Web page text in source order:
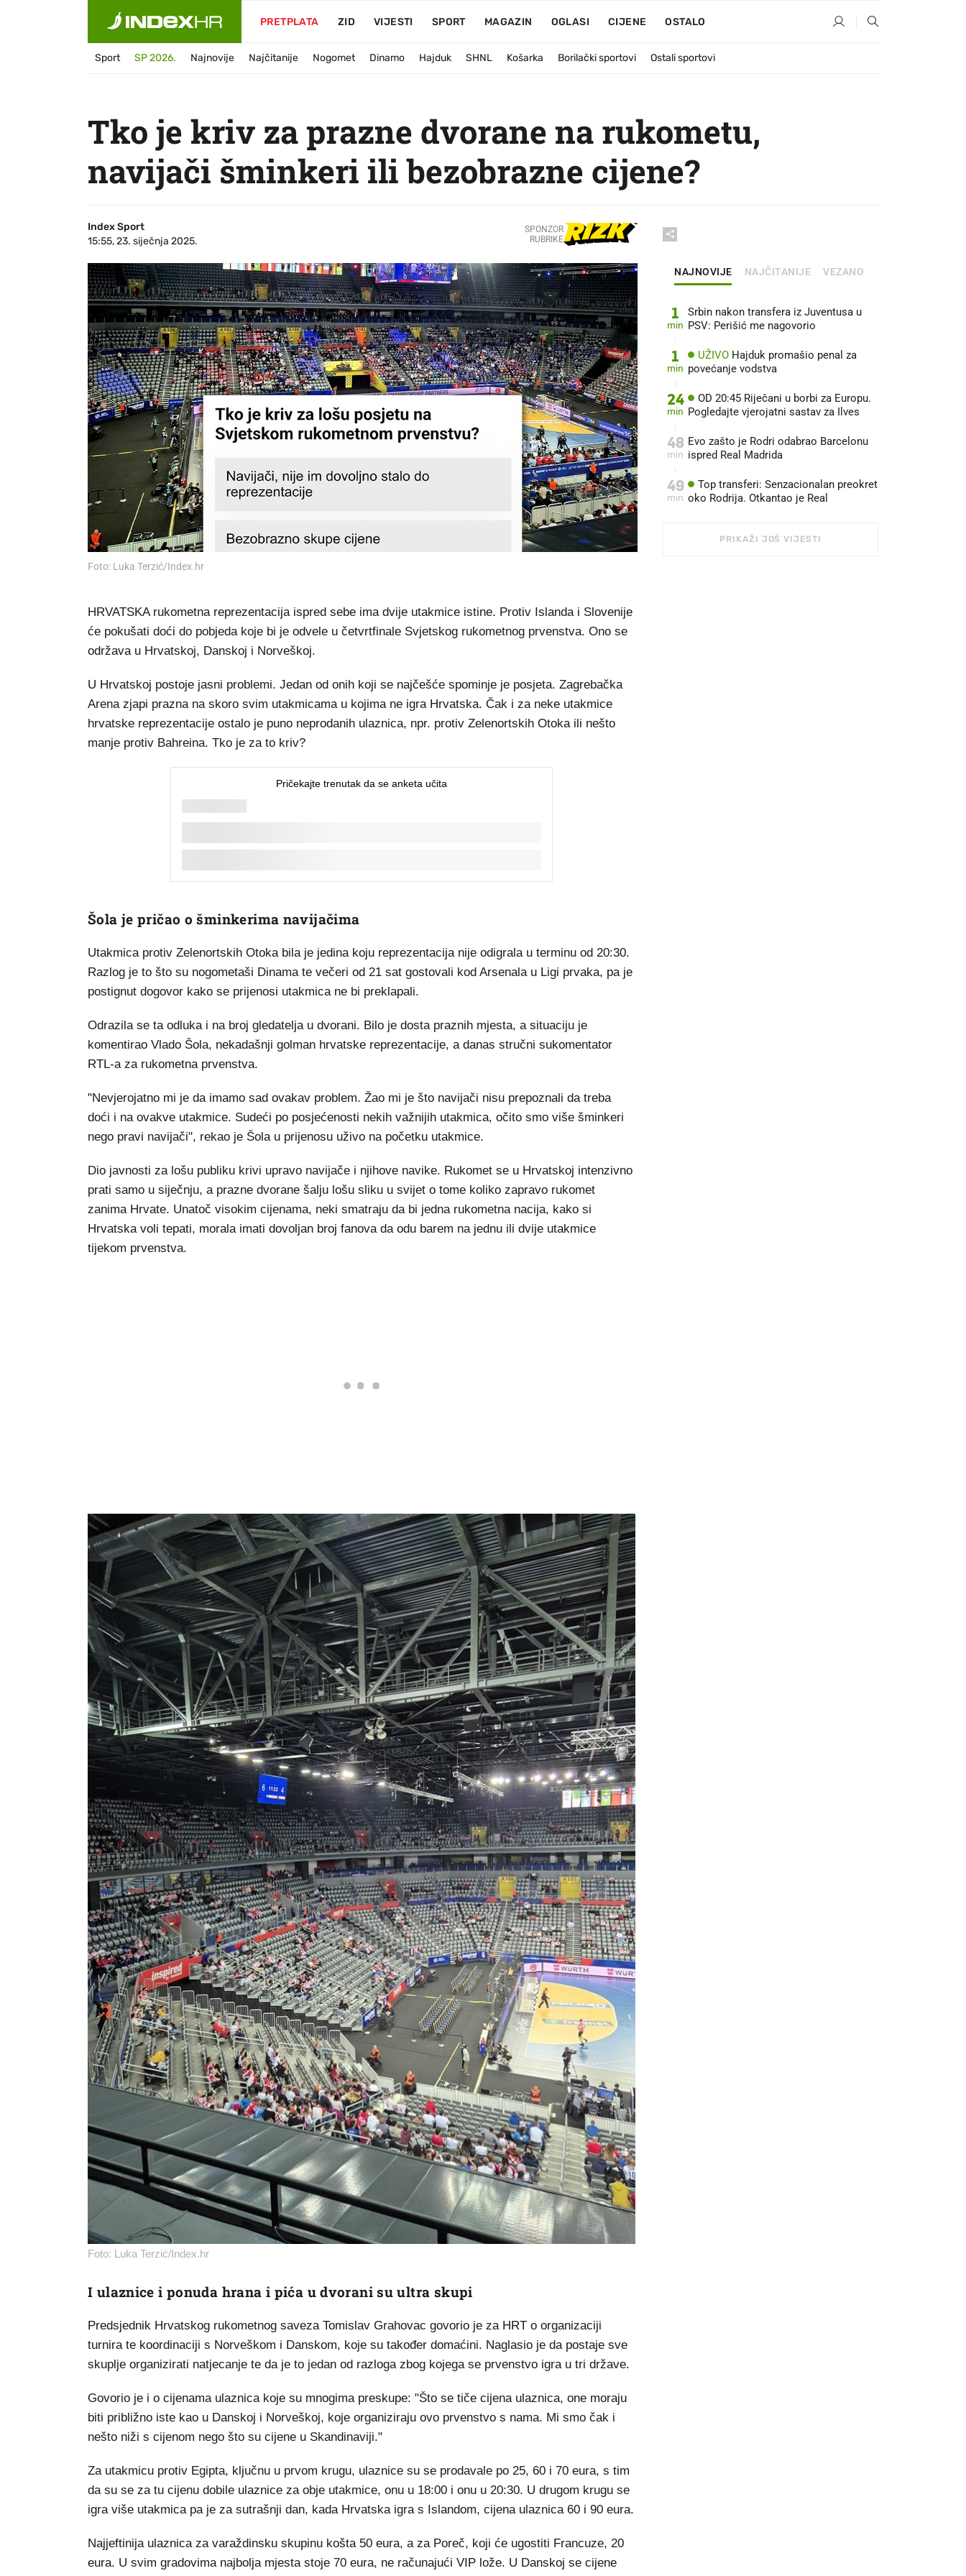
PRETPLATA ZID VIJESTI SPORT MAGAZIN OGLASI CIJENE OSTALO
Sport SP 2026. Najnovije Najčitanije Nogomet Dinamo Hajduk SHNL Košarka Borilački sportovi Ostali sportovi
Tko je kriv za prazne dvorane na rukometu,
navijači šminkeri ili bezobrazne cijene?
Index Sport
15:55, 23. siječnja 2025.
SPONZOR
RUBRIKE
Foto: Luka Terzić/Index.hr
HRVATSKA rukometna reprezentacija ispred sebe ima dvije utakmice istine. Protiv Islanda i Slovenije
će pokušati doći do pobjeda koje bi je odvele u četvrtfinale Svjetskog rukometnog prvenstva. Ono se
održava u Hrvatskoj, Danskoj i Norveškoj.
U Hrvatskoj postoje jasni problemi. Jedan od onih koji se najčešće spominje je posjeta. Zagrebačka
Arena zjapi prazna na skoro svim utakmicama u kojima ne igra Hrvatska. Čak i za neke utakmice
hrvatske reprezentacije ostalo je puno neprodanih ulaznica, npr. protiv Zelenortskih Otoka ili nešto
manje protiv Bahreina. Tko je za to kriv?
Šola je pričao o šminkerima navijačima
Utakmica protiv Zelenortskih Otoka bila je jedina koju reprezentacija nije odigrala u terminu od 20:30.
Razlog je to što su nogometaši Dinama te večeri od 21 sat gostovali kod Arsenala u Ligi prvaka, pa je
postignut dogovor kako se prijenosi utakmica ne bi preklapali.
Odrazila se ta odluka i na broj gledatelja u dvorani. Bilo je dosta praznih mjesta, a situaciju je
komentirao Vlado Šola, nekadašnji golman hrvatske reprezentacije, a danas stručni sukomentator
RTL-a za rukometna prvenstva.
"Nevjerojatno mi je da imamo sad ovakav problem. Žao mi je što navijači nisu prepoznali da treba
doći i na ovakve utakmice. Sudeći po posjećenosti nekih važnijih utakmica, očito smo više šminkeri
nego pravi navijači", rekao je Šola u prijenosu uživo na početku utakmice.
Dio javnosti za lošu publiku krivi upravo navijače i njihove navike. Rukomet se u Hrvatskoj intenzivno
prati samo u siječnju, a prazne dvorane šalju lošu sliku u svijet o tome koliko zapravo rukomet
zanima Hrvate. Unatoč visokim cijenama, neki smatraju da bi jedna rukometna nacija, kako si
Hrvatska voli tepati, morala imati dovoljan broj fanova da odu barem na jednu ili dvije utakmice
tijekom prvenstva.
Foto: Luka Terzić/Index.hr
I ulaznice i ponuda hrana i pića u dvorani su ultra skupi
Predsjednik Hrvatskog rukometnog saveza Tomislav Grahovac govorio je za HRT o organizaciji
turnira te koordinaciji s Norveškom i Danskom, koje su također domaćini. Naglasio je da postaje sve
skuplje organizirati natjecanje te da je to jedan od razloga zbog kojega se prvenstvo igra u tri države.
Govorio je i o cijenama ulaznica koje su mnogima preskupe: "Što se tiče cijena ulaznica, one moraju
biti približno iste kao u Danskoj i Norveškoj, koje organiziraju ovo prvenstvo s nama. Mi smo čak i
nešto niži s cijenom nego što su cijene u Skandinaviji."
Za utakmicu protiv Egipta, ključnu u prvom krugu, ulaznice su se prodavale po 25, 60 i 70 eura, s tim
da su se za tu cijenu dobile ulaznice za obje utakmice, onu u 18:00 i onu u 20:30. U drugom krugu se
igra više utakmica pa je za sutrašnji dan, kada Hrvatska igra s Islandom, cijena ulaznica 60 i 90 eura.
Najjeftinija ulaznica za varaždinsku skupinu košta 50 eura, a za Poreč, koji će ugostiti Francuze, 20
eura. U svim gradovima najbolja mjesta stoje 70 eura, ne računajući VIP lože. U Danskoj se cijene
NAJNOVIJE NAJČITANIJE VEZANO
1
min
Srbin nakon transfera iz Juventusa u
PSV: Perišić me nagovorio
1
min
UŽIVO Hajduk promašio penal za
povećanje vodstva
24
min
OD 20:45 Riječani u borbi za Europu.
Pogledajte vjerojatni sastav za Ilves
48
min
Evo zašto je Rodri odabrao Barcelonu
ispred Real Madrida
49
min
Top transferi: Senzacionalan preokret
oko Rodrija. Otkantao je Real
PRIKAŽI JOŠ VIJESTI